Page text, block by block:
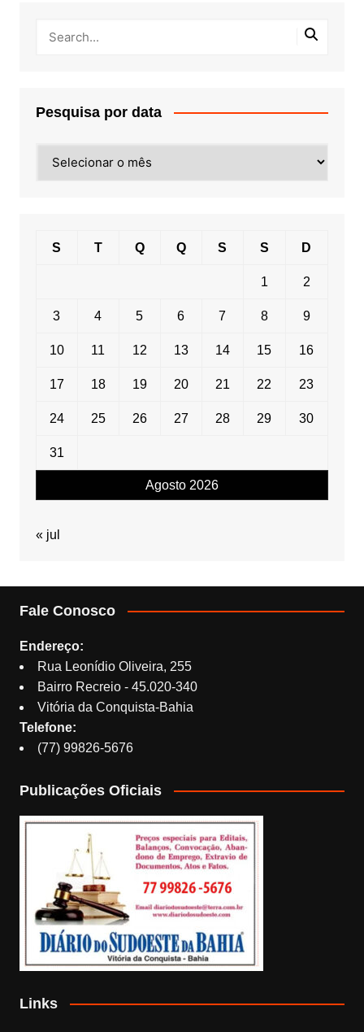
Pesquisa por data
por
Agosto 2026
S T Q Q S S D
1 2
3 4 5 6 7 8 9
10 11 12 13 14 15 16
17 18 19 20 21 22 23
24 25 26 27 28 29 30
31
« jul
Fale Conosco
Endereço:
Rua Leonídio Oliveira, 255
Bairro Recreio - 45.020-340
Vitória da Conquista-Bahia
Telefone:
(77) 99826-5676
Publicações Oficiais
Links